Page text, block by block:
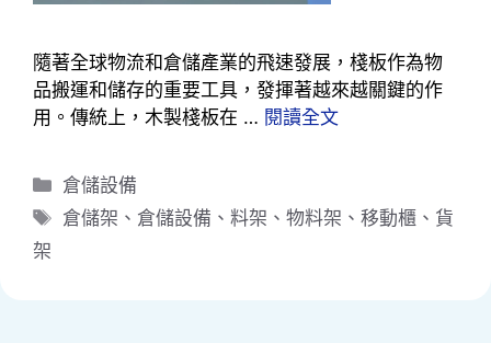
隨著全球物流和倉儲產業的飛速發展，棧板作為物
品搬運和儲存的重要工具，發揮著越來越關鍵的作
用。傳統上，木製棧板在 … 閱讀全文
分
類
倉儲設備
標
倉儲架 、 倉儲設備 、料架 、物料架 、移動櫃 、 貨
架